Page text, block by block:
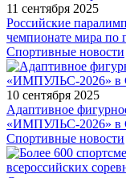
11 сентября 2025
Российские
чемпионате мира по
Спортивные новости
10 сентября 2025
Адаптивное
«ИМПУЛЬС-2026» в
Спортивные новости